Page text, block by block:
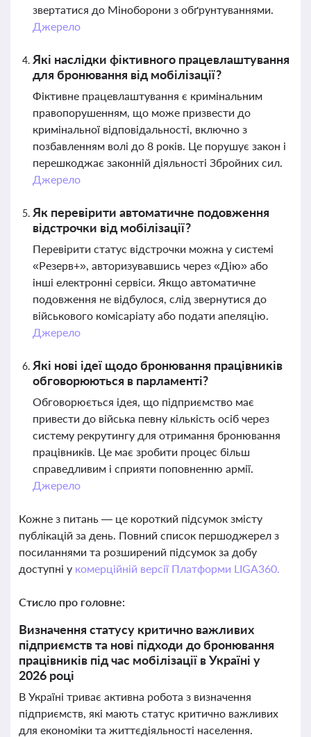
звертатися до Міноборони з обґрунтуваннями.
Джерело
Які наслідки фіктивного працевлаштування
для бронювання від мобілізації?
Фіктивне працевлаштування є кримінальним
правопорушенням, що може призвести до
кримінальної відповідальності, включно з
позбавленням волі до 8 років. Це порушує закон і
перешкоджає законній діяльності Збройних сил.
Джерело
Як перевірити автоматичне подовження
відстрочки від мобілізації?
Перевірити статус відстрочки можна у системі
«Резерв+», авторизувавшись через «Дію» або
інші електронні сервіси. Якщо автоматичне
подовження не відбулося, слід звернутися до
військового комісаріату або подати апеляцію.
Джерело
Які нові ідеї щодо бронювання працівників
обговорюються в парламенті?
Обговорюється ідея, що підприємство має
привести до війська певну кількість осіб через
систему рекрутингу для отримання бронювання
працівників. Це має зробити процес більш
справедливим і сприяти поповненню армії.
Джерело
Кожне з питань — це короткий підсумок змісту
публікацій за день. Повний список першоджерел з
посиланнями та розширений підсумок за добу
доступні у комерційній версії Платформи LIGA360.
Стисло про головне:
Визначення статусу критично важливих
підприємств та нові підходи до бронювання
працівників під час мобілізації в Україні у
2026 році
В Україні триває активна робота з визначення
підприємств, які мають статус критично важливих
для економіки та життєдіяльності населення.